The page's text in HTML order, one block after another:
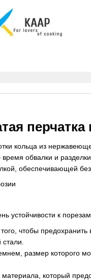
кольца из
время обвалки и
обеспечивающей
устойчивости к
чтобы
размер которого
материала, который